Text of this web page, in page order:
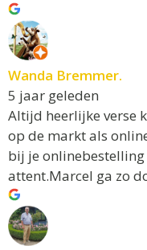
Wanda Bremmer.
5 jaar geleden
Altijd heerlijke verse
op de markt als
bij je
attent.Marcel ga zo